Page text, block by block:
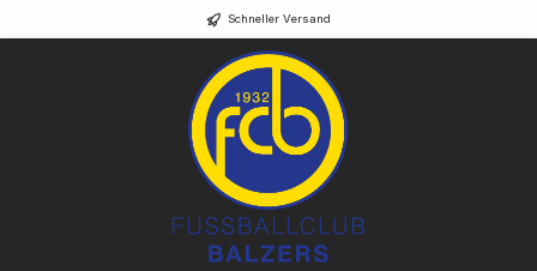
Schneller Versand